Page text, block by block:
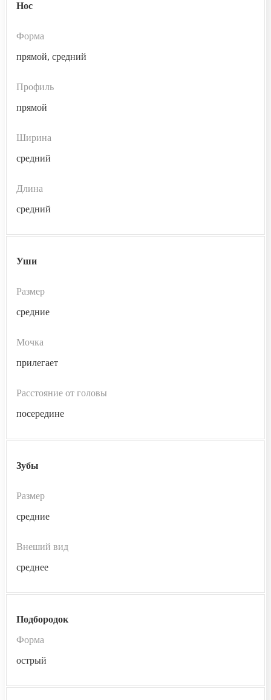
Нос
Форма
прямой, средний
Профиль
прямой
Ширина
средний
Длина
средний
Уши
Размер
средние
Мочка
прилегает
Расстояние от головы
посередине
Зубы
Размер
средние
Внеший вид
среднее
Подбородок
Форма
острый